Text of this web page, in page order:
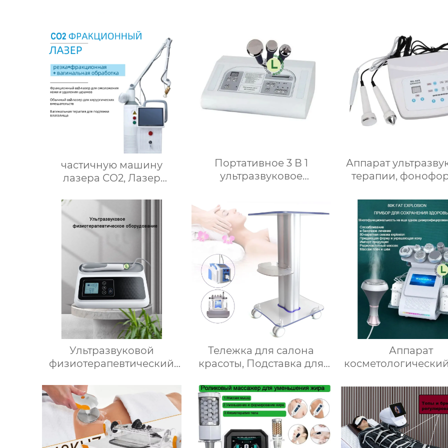
частичную машину
лазера СО2, Лазер
удаления шрама шлифуя
влагалищную затягивая
трубку оборудования
Портативное 3 В 1
ультразвуковое
для омоложения кожи
лица RU-8206
Аппарат
терапии,
638 3 в 1
Ультразвуковой
физиотерапевтический
боли,Мышечный
стимулятор EMS AK-CS-01
Тележка для салона
красоты, Подставка для
Тележка на колесиках,
Нагрузка 60 кг,
Акриловый материал
Аппарат
кавитации Lipo
уменьшающий
веса + машина
EMS,
лифтинга кожи